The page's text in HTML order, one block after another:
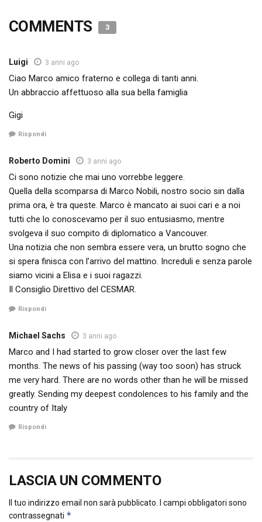
COMMENTS 3
Luigi 3 anni ago
Ciao Marco amico fraterno e collega di tanti anni.
Un abbraccio affettuoso alla sua bella famiglia
Gigi
Rispondi
Roberto Domini 3 anni ago
Ci sono notizie che mai uno vorrebbe leggere.
Quella della scomparsa di Marco Nobili, nostro socio sin dalla
prima ora, è tra queste. Marco è mancato ai suoi cari e a noi
tutti che lo conoscevamo per il suo entusiasmo, mentre
svolgeva il suo compito di diplomatico a Vancouver.
Una notizia che non sembra essere vera, un brutto sogno che
si spera finisca con l’arrivo del mattino. Increduli e senza parole
siamo vicini a Elisa e i suoi ragazzi.
Il Consiglio Direttivo del CESMAR.
Rispondi
Michael Sachs 3 anni ago
Marco and I had started to grow closer over the last few
months. The news of his passing (way too soon) has struck
me very hard. There are no words other than he will be missed
greatly. Sending my deepest condolences to his family and the
country of Italy
Rispondi
LASCIA UN COMMENTO
Il tuo indirizzo email non sarà pubblicato.
I campi obbligatori sono
contrassegnati *